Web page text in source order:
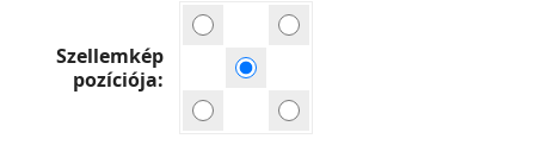
Szellemkép
pozíciója